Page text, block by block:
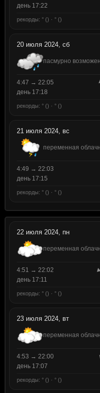
день 17:22
рекорды: ° () · ° ()
20 июля 2024, сб
пасмурно
4:47 → 22:05
день 17:18
рекорды: ° () · ° ()
21 июля 2024, вс
переменная
4:49 → 22:03
день 17:15
рекорды: ° () · ° ()
22 июля 2024, пн
переменная
4:51 → 22:02
день 17:11
рекорды: ° () · ° ()
23 июля 2024, вт
переменная
4:53 → 22:00
день 17:07
рекорды: ° () · ° ()